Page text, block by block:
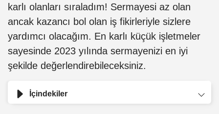
karlı olanları sıraladım! Sermayesi az olan
ancak kazancı bol olan iş fikirleriyle sizlere
yardımcı olacağım. En karlı küçük işletmeler
sayesinde 2023 yılında sermayenizi en iyi
şekilde değerlendirebileceksiniz.
İçindekiler